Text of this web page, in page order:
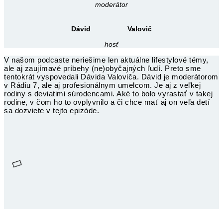
moderátor
Dávid Valovič
hosť
V našom podcaste neriešime len aktuálne lifestylové témy,
ale aj zaujímavé príbehy (ne)obyčajných ľudí. Preto sme
tentokrát vyspovedali Dávida Valoviča. Dávid je moderátorom
v Rádiu 7, ale aj profesionálnym umelcom. Je aj z veľkej
rodiny s deviatimi súrodencami. Aké to bolo vyrastať v takej
rodine, v čom ho to ovplyvnilo a či chce mať aj on veľa detí
sa dozviete v tejto epizóde.